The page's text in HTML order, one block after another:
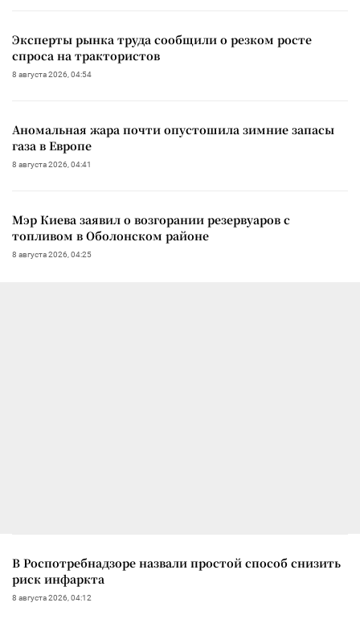
Эксперты рынка труда сообщили о резком росте
спроса на трактористов
8 августа 2026, 04:54
Аномальная жара почти опустошила зимние запасы
газа в Европе
8 августа 2026, 04:41
Мэр Киева заявил о возгорании резервуаров с
топливом в Оболонском районе
8 августа 2026, 04:25
В Роспотребнадзоре назвали простой способ снизить
риск инфаркта
8 августа 2026, 04:12